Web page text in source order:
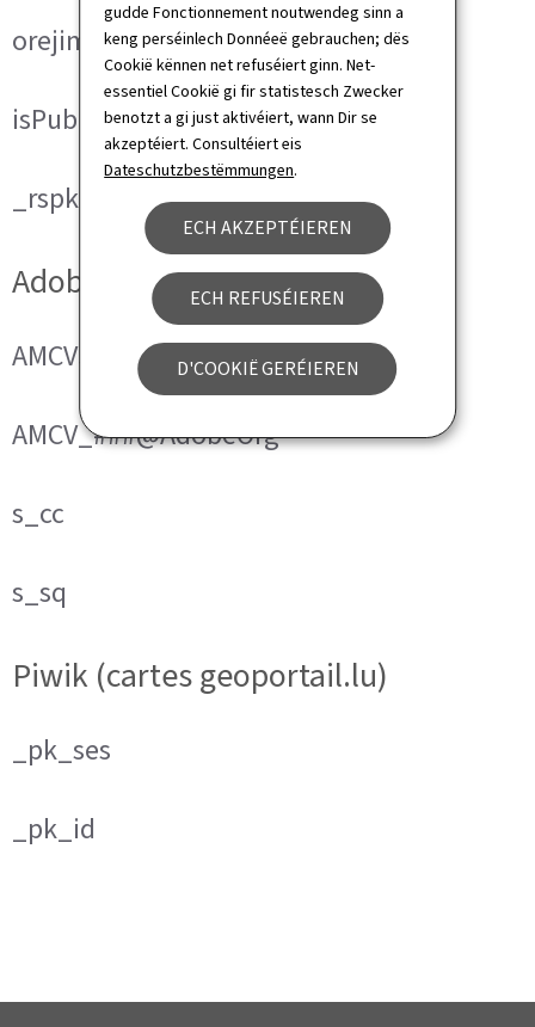
gudde Fonctionnement noutwendeg sinn a
keng perséinlech Donnéeë gebrauchen; dës
Cookië kënnen net refuséiert ginn. Net-
essentiel Cookië gi fir statistesch Zwecker
benotzt a gi just aktivéiert, wann Dir se
akzeptéiert. Consultéiert eis
Dateschutzbestëmmungen.
ECH AKZEPTÉIEREN
ECH REFUSÉIEREN
D'COOKIË GERÉIEREN
orejime
isPublicWebsite
_rspkrLoadCore (ReadSpeaker)
Adobe Analytics
AMCVS_###@AdobeOrg
AMCV_###@AdobeOrg
s_cc
s_sq
Piwik (cartes geoportail.lu)
_pk_ses
_pk_id